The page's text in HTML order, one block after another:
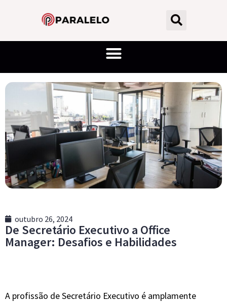
outubro 26, 2024
De Secretário Executivo a Office
Manager: Desafios e Habilidades
A profissão de Secretário Executivo é amplamente